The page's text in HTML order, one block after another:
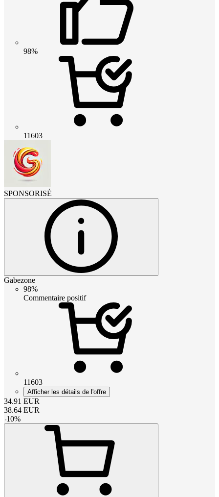
98%
11603
SPONSORISÉ
Gabezone
98%
Commentaire positif
11603
Afficher les détails de l'offre
34.91 EUR
38.64 EUR
-10%